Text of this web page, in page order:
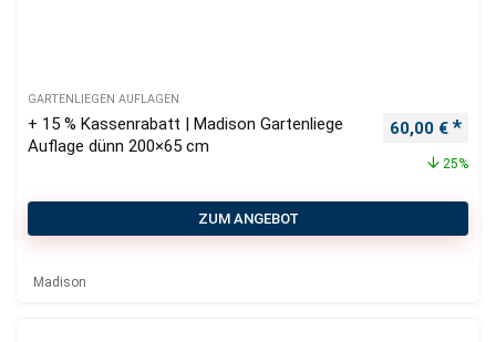
GARTENLIEGEN AUFLAGEN
+ 15 % Kassenrabatt | Madison Gartenliege
Auflage dünn 200×65 cm
60,00 €
25%
ZUM ANGEBOT
Madison